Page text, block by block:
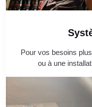
Pour vos besoins
ou à une